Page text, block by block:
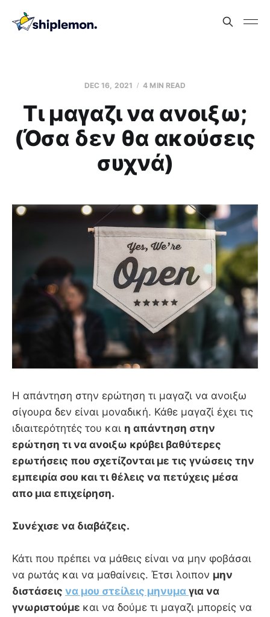
DEC 16, 2021 4 MIN READ
Τι μαγαζι να ανοιξω;
(Όσα δεν θα ακούσεις
συχνά)
Η απάντηση στην ερώτηση τι μαγαζι να ανοιξω
σίγουρα δεν είναι μοναδική. Κάθε μαγαζί έχει τις
ιδιαιτερότητές του και η απάντηση στην
ερώτηση τι να ανοιξω κρύβει βαθύτερες
ερωτήσεις που σχετίζονται με τις γνώσεις την
εμπειρία σου και τι θέλεις να πετύχεις μέσα
απο μια επιχείρηση.
Συνέχισε να διαβάζεις.
Κάτι που πρέπει να μάθεις είναι να μην φοβάσαι
να ρωτάς και να μαθαίνεις. Έτσι λοιπον μην
διστάσεις να μου στείλεις μηνυμα για να
γνωριστούμε και να δούμε τι μαγαζι μπορείς να